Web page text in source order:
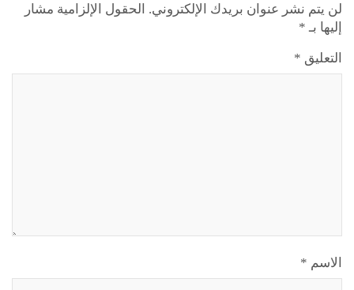
لن يتم نشر عنوان بريدك الإلكتروني. الحقول الإلزامية مشار
إليها بـ *
التعليق *
الاسم *